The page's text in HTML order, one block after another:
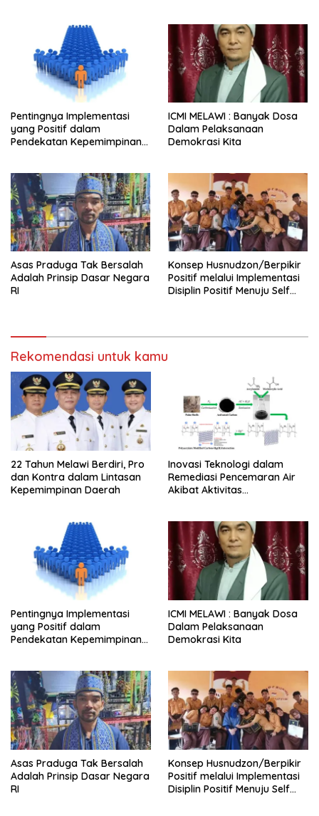
Pentingnya Implementasi
yang Positif dalam
Pendekatan Kepemimpinan
ICMI MELAWI : Banyak Dosa
Dalam Pelaksanaan
Demokrasi Kita
Asas Praduga Tak Bersalah
Adalah Prinsip Dasar Negara
RI
Konsep Husnudzon/Berpikir
Positif melalui Implementasi
Disiplin Positif Menuju Self
Rekomendasi untuk kamu
22 Tahun Melawi Berdiri, Pro
dan Kontra dalam Lintasan
Kepemimpinan Daerah
Inovasi Teknologi dalam
Remediasi Pencemaran Air
Akibat Aktivitas
Pentingnya Implementasi
yang Positif dalam
Pendekatan Kepemimpinan
ICMI MELAWI : Banyak Dosa
Dalam Pelaksanaan
Demokrasi Kita
Asas Praduga Tak Bersalah
Adalah Prinsip Dasar Negara
RI
Konsep Husnudzon/Berpikir
Positif melalui Implementasi
Disiplin Positif Menuju Self